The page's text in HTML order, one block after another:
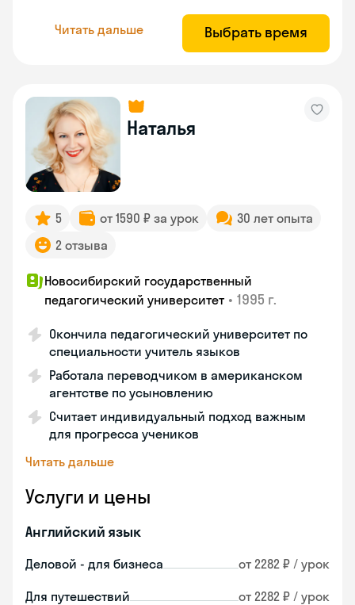
Читать дальше Выбрать время
Наталья
5 от 1590 ₽ за урок
30 лет опыта
2 отзыва
Новосибирский государственный
педагогический университет • 1995 г.
Окончила педагогический университет по
специальности учитель языков
Работала переводчиком в американском
агентстве по усыновлению
Считает индивидуальный подход важным
для прогресса учеников
Читать дальше
Услуги и цены
Английский язык
Деловой - для бизнеса от 2282 ₽ / урок
Для путешествий от 2282 ₽ / урок